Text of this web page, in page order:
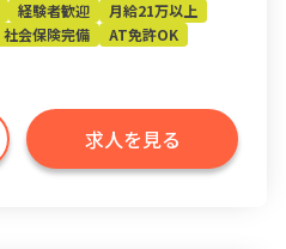
求人を見る
経験者歓迎
月給21万以上
社会保険完備
AT免許OK